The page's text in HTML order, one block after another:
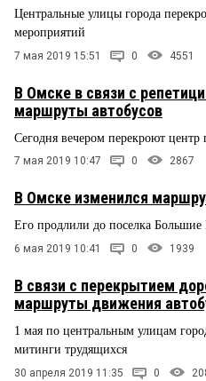
Центральные улицы города
мероприятий
7 мая 2019 15:51 0 4551
В Омске в связи с
маршруты автобусов
Сегодня вечером перекроют центр
7 мая 2019 10:47 0 2867
В Омске изменился
Его продлили до поселка Большие
6 мая 2019 10:41 0 1939
В связи с перекрытием
маршруты движения
1 мая по центральным улицам
митинги трудящихся
30 апреля 2019 11:35 0